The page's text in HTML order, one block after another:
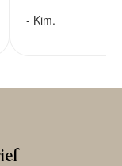
- Kim.